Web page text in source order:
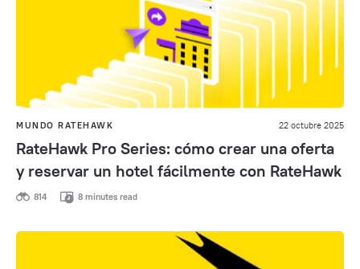
MUNDO RATEHAWK 22 octubre 2025
RateHawk Pro Series: cómo crear una oferta
y reservar un hotel fácilmente con RateHawk
814 8 minutes read